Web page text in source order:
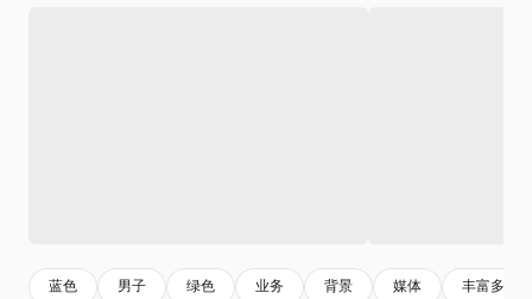
蓝色 男子 绿色 业务 背景 媒体 丰富多彩